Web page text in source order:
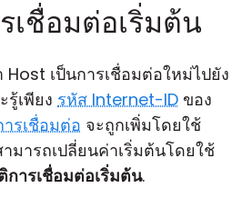
ชื่อมต่อเริ่มต้น
Host เป็นการเชื่อมต่อใหม่ไปยัง
เพียง รหัส Internet-ID ของ
รเชื่อมต่อ จะถูกเพิ่มโดยใช้
มารถเปลี่ยนค่าเริ่มต้นโดยใช้
ารเชื่อมต่อเริ่มต้น.